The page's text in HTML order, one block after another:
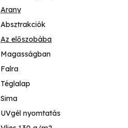
Arany
Absztrakciók
Az előszobába
Magasságban
Falra
Téglalap
Sima
UVgél nyomtatás